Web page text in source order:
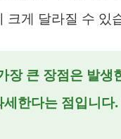
크게 달라질 수 있
장 큰 장점은 발생
세한다는 점입니